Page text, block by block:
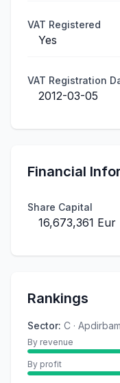
VAT Registered
Yes
VAT Registration
2012-03-05
Financial
Share Capital
16,673,361 Eur
Rankings
Sector: C ·
By revenue
By profit